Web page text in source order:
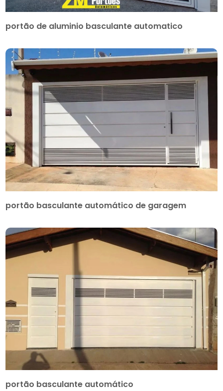
portão de aluminio basculante automatico
portão basculante automático de garagem
portão basculante automático